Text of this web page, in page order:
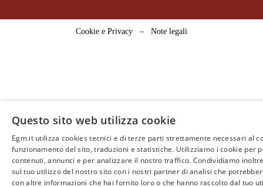
Cookie e Privacy – Note legali
Questo sito web utilizza cookie
Egm.it utilizza cookies tecnici e di terze parti strettamente necessari al
funzionamento del sito, traduzioni e statistiche. Utilizziamo i cookie per
contenuti, annunci e per analizzare il nostro traffico. Condividiamo
sul tuo utilizzo del nostro sito con i nostri partner di analisi che
con altre informazioni che hai fornito loro o che hanno raccolto dal tuo